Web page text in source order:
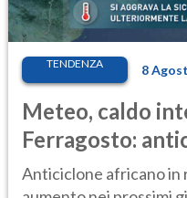
TENDENZA 8
Meteo, caldo
Ferragosto:
ancora
Anticiclone africano in